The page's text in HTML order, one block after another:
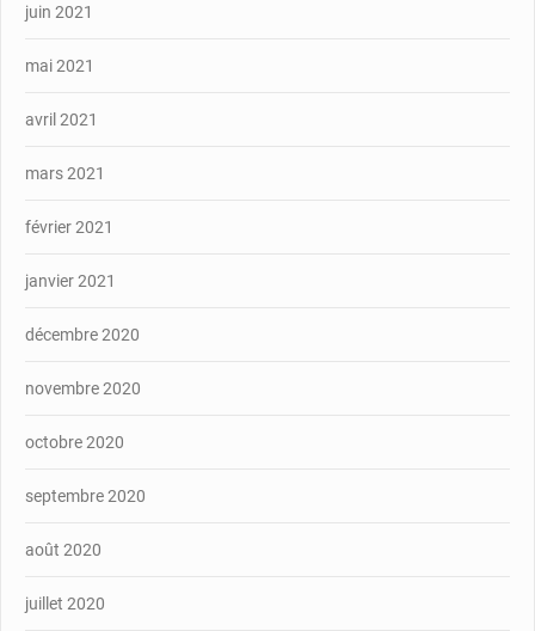
juin 2021
mai 2021
avril 2021
mars 2021
février 2021
janvier 2021
décembre 2020
novembre 2020
octobre 2020
septembre 2020
août 2020
juillet 2020